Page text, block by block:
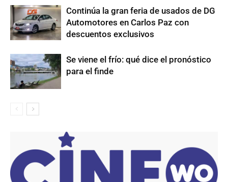
Continúa la gran feria de usados de DG
Automotores en Carlos Paz con
descuentos exclusivos
Se viene el frío: qué dice el pronóstico
para el finde